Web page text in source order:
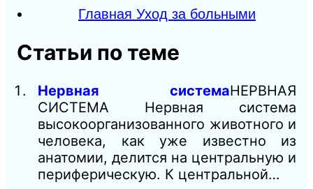
Главная Уход за больными
Статьи по теме
Нервная системаНЕРВНАЯ
СИСТЕМА Нервная система
высокоорганизованного животного и
человека, как уже известно из
анатомии, делится на центральную и
периферическую. К центральной…